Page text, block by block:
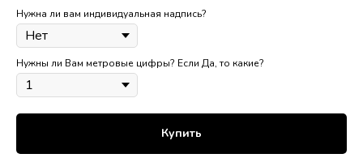
Нужна ли вам индивидуальная надпись?
Нужны ли Вам метровые цифры? Если Да, то какие?
Купить